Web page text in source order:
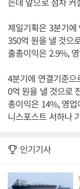
제일기획은 3분기
350억 원을 낼 것으
출총이익은 2.9%,
4분기에 연결기준
0억 원을 낼 것으로
총이익은 14%, 영
니스포스트 서하나
인기기사